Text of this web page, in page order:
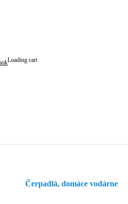
Loading cart
Čerpadlá, domáce vodárne